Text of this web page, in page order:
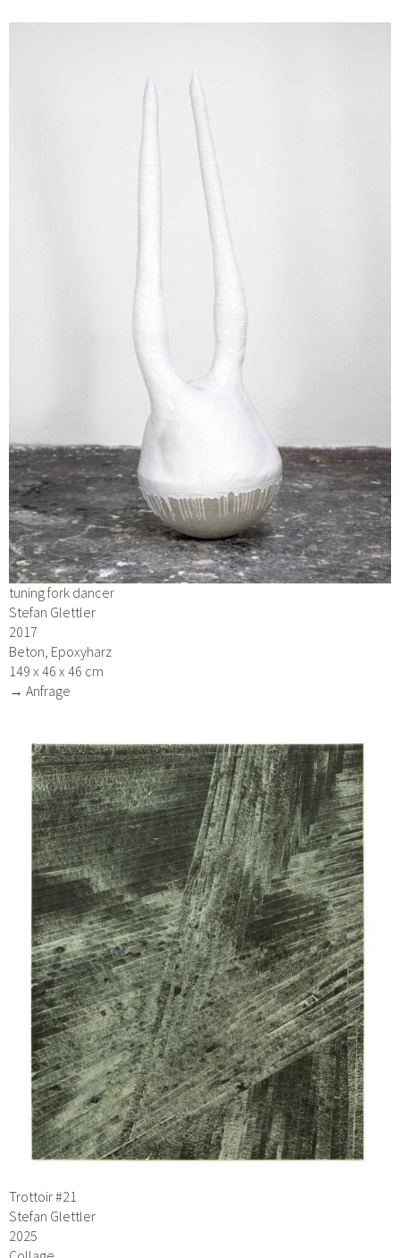
tuning fork dancer
Stefan Glettler
2017
Beton, Epoxyharz
149 x 46 x 46 cm
→ Anfrage
Trottoir #21
Stefan Glettler
2025